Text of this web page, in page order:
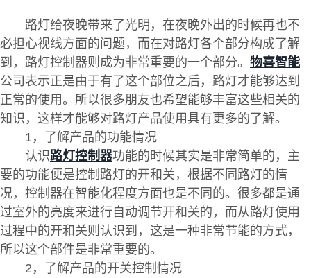
路灯给夜晚带来了光明，在夜晚外出的时候再也不
必担心视线方面的问题，而在对路灯各个部分构成了解
到，路灯控制器则成为非常重要的一个部分。 物喜智能
公司表示正是由于有了这个部位之后，路灯才能够达到
正常的使用。所以很多朋友也希望能够丰富这些相关的
知识，这样才能够对路灯产品使用具有更多的了解。
1，了解产品的功能情况
认识路灯控制器功能的时候其实是非常简单的，主
要的功能便是控制路灯的开和关，根据不同路灯的情
况，控制器在智能化程度方面也是不同的。很多都是通
过室外的亮度来进行自动调节开和关的，而从路灯使用
过程中的开和关则认识到，这是一种非常节能的方式，
所以这个部件是非常重要的。
2，了解产品的开关控制情况